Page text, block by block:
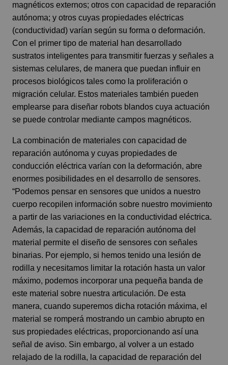
magnéticos externos; otros con capacidad de reparación
autónoma; y otros cuyas propiedades eléctricas
(conductividad) varían según su forma o deformación.
Con el primer tipo de material han desarrollado
sustratos inteligentes para transmitir fuerzas y señales a
sistemas celulares, de manera que puedan influir en
procesos biológicos tales como la proliferación o
migración celular. Estos materiales también pueden
emplearse para diseñar robots blandos cuya actuación
se puede controlar mediante campos magnéticos.
La combinación de materiales con capacidad de
reparación autónoma y cuyas propiedades de
conducción eléctrica varían con la deformación, abre
enormes posibilidades en el desarrollo de sensores.
“Podemos pensar en sensores que unidos a nuestro
cuerpo recopilen información sobre nuestro movimiento
a partir de las variaciones en la conductividad eléctrica.
Además, la capacidad de reparación autónoma del
material permite el diseño de sensores con señales
binarias. Por ejemplo, si hemos tenido una lesión de
rodilla y necesitamos limitar la rotación hasta un valor
máximo, podemos incorporar una pequeña banda de
este material sobre nuestra articulación. De esta
manera, cuando superemos dicha rotación máxima, el
material se romperá mostrando un cambio abrupto en
sus propiedades eléctricas, proporcionando así una
señal de aviso. Sin embargo, al volver a un estado
relajado de la rodilla, la capacidad de reparación del